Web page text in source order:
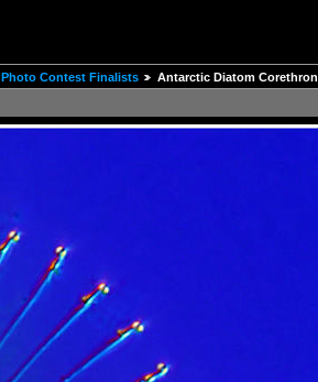
Photo Contest Finalists Antarctic Diatom Corethron